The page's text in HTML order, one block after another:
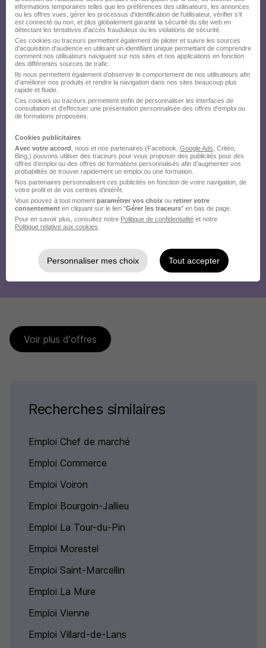
Voir plus d'offres
Recherches similaires
Emploi Chef de marché
Emploi Commerce
Emploi Voiron
Emploi Bourgoin-Jallieu
Emploi La Tour-du-Pin
Emploi Morestel
Emploi Saint-Marcellin
Emploi La Mure
Emploi Vienne
Emploi Villard-de-Lans
informations temporaires telles que les préférences des utilisateurs, les annonces
ou les offres vues, gérer les processus d'identification de l'utilisateur, vérifier s'il
est connecté ou non, et plus globalement garantir la sécurité du site web en
détectant les tentatives d'accès frauduleux ou les violations de sécurité.
Ces cookies ou traceurs permettent également de piloter et suivre les sources
d'acquisition d'audience en utilisant un identifiant unique permettant de comprendre
comment nos utilisateurs naviguent sur nos sites et nos applications en fonction
des différentes sources de trafic.
Ils nous permettent également d’observer le comportement de nos utilisateurs afin
d'améliorer nos produits et rendre la navigation dans nos sites beaucoup plus
rapide et fluide.
Ces cookies ou traceurs permettent enfin de personnaliser les interfaces de
consultation et d'effectuer une présentation personnalisée des offres d'emploi ou
de formations proposées.
Cookies publicitaires
Avec votre accord , nous et nos partenaires (Facebook, Google Ads , Critéo,
Bing,) pouvons utiliser des traceurs pour vous proposer des publicités pour des
offres d’emploi ou des offres de formations personnalisés afin d’augmenter vos
probabilités de trouver rapidement un emploi ou une formation.
Nos partenaires personnalisent ces publicités en fonction de votre navigation, de
votre profil et de vos centres d’intérêt.
Vous pouvez à tout moment paramétrer vos choix ou retirer votre
consentement en cliquant sur le lien "Gérer les traceurs" en bas de page.
Pour en savoir plus, consultez notre Politique de confidentialité et notre
Politique relative aux cookies
Personnaliser mes choix Tout accepter